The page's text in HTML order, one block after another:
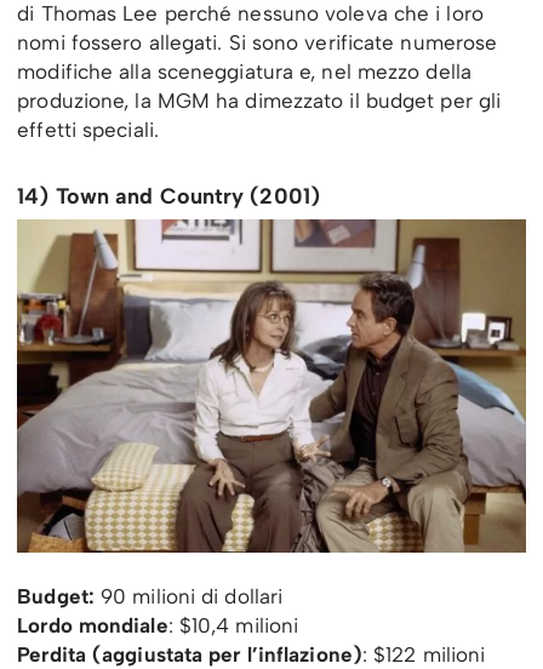
di Thomas Lee perché nessuno voleva che i loro
nomi fossero allegati. Si sono verificate numerose
modifiche alla sceneggiatura e, nel mezzo della
produzione, la MGM ha dimezzato il budget per gli
effetti speciali.
14) Town and Country (2001)
Budget: 90 milioni di dollari
Lordo mondiale: $10,4 milioni
Perdita (aggiustata per l’inflazione): $122 milioni